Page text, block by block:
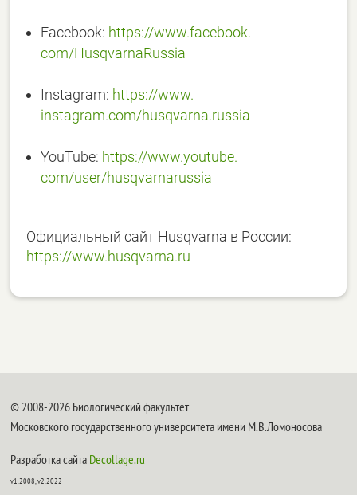
Facebook: https://www.facebook.
com/HusqvarnaRussia
Instagram: https://www.
instagram.com/husqvarna.russia
YouTube: https://www.youtube.
com/user/husqvarnarussia
Официальный сайт Husqvarna в России:
https://www.husqvarna.ru
© 2008-2026 Биологический факультет
Московского государственного университета имени М.В.Ломоносова
Разработка сайта Decollage.ru
v1.2008, v2.2022